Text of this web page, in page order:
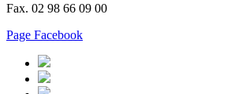
Fax. 02 98 66 09 00
Page Facebook